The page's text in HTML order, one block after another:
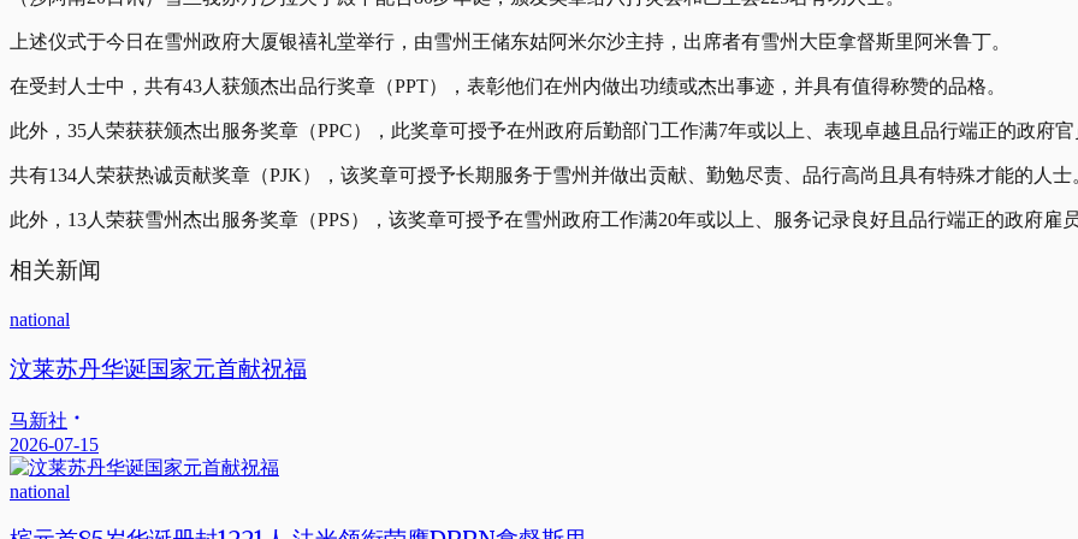
上述仪式于今日在雪州政府大厦银禧礼堂举行，由雪州王储东姑阿米尔沙主持，出席者有雪州大臣拿督斯里阿米鲁丁。
在受封人士中，共有43人获颁杰出品行奖章（PPT），表彰他们在州内做出功绩或杰出事迹，并具有值得称赞的品格。
此外，35人荣获获颁杰出服务奖章（PPC），此奖章可授予在州政府后勤部门工作满7年或以上、表现卓越且品行端正的政府官
共有134人荣获热诚贡献奖章（PJK），该奖章可授予长期服务于雪州并做出贡献、勤勉尽责、品行高尚且具有特殊才能的人士
此外，13人荣获雪州杰出服务奖章（PPS），该奖章可授予在雪州政府工作满20年或以上、服务记录良好且品行端正的政府雇员
相关新闻
national
汶莱苏丹华诞国家元首献祝福
马新社
2026-07-15
national